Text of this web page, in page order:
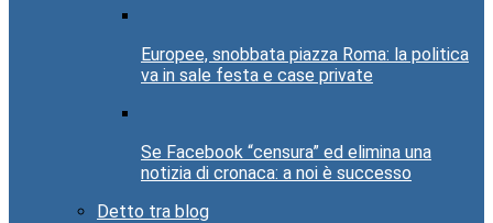
Europee, snobbata piazza Roma: la politica
va in sale festa e case private
Se Facebook “censura” ed elimina una
notizia di cronaca: a noi è successo
Detto tra blog